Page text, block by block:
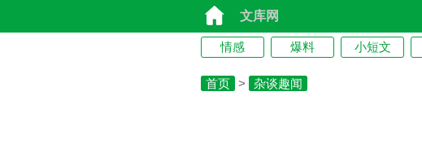
文库网
情感 爆料 小短文
首页 > 杂谈趣闻